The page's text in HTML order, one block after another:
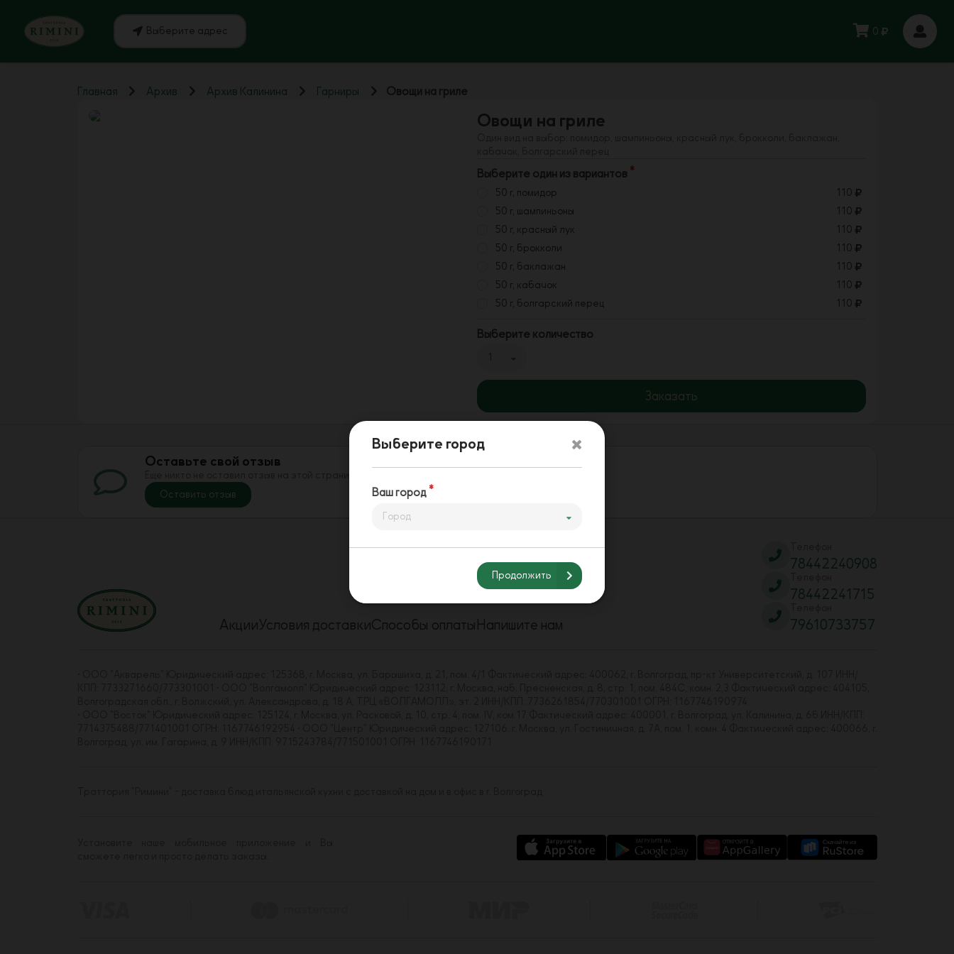
Выберите адрес 0
Главная Архив Архив Калинина Гарниры Овощи на гриле
Овощи на гриле
Выберите один из вариантов
50 г, помидор
110
50 г, шампиньоны
110
50 г, красный лук
110
50 г, брокколи
110
50 г, баклажан
110
50 г, кабачок
110
50 г, болгарский перец
110
Выберите количество
Заказать
Оставьте свой отзыв
Оставить отзыв
АкцииУсловия доставкиСпособы оплаты Напишите нам
78442240908
78442241715
79610733757
Выберите город
Ваш город
Город
Продолжить